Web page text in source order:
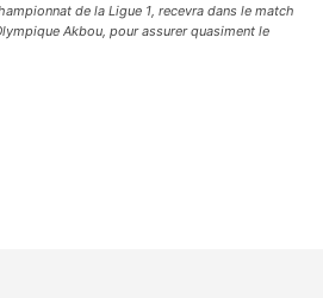
de la Ligue 1, recevra dans le match
Akbou, pour assurer quasiment le